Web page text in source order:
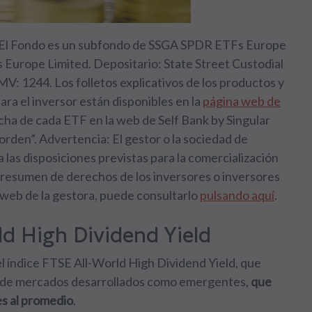
Fondo es un subfondo de SSGA SPDR ETFs Europe
Limited. Depositario: State Street Custodial
1244. Los folletos explicativos de los productos y
el inversor están disponibles en la página web de
de cada ETF en la web de Self Bank by Singular
Advertencia: El gestor o la sociedad de
disposiciones previstas para la comercialización
de derechos de los inversores o inversores
de la gestora, puede consultarlopulsando aquí.
High Dividend Yield
FTSE All-World High Dividend Yield, que
mercados desarrollados como emergentes, que
al promedio.